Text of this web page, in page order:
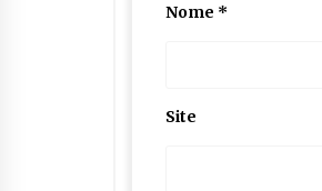
Nome *
Site